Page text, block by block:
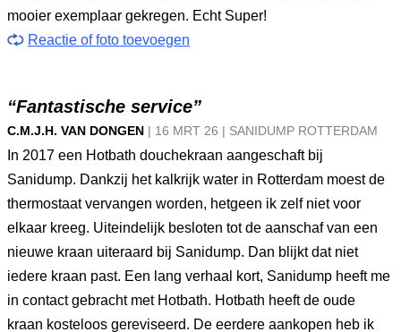
mooier exemplaar gekregen. Echt Super!
Reactie of foto toevoegen
“Fantastische service”
C.M.J.H. VAN DONGEN | 16 MRT 26 | SANIDUMP ROTTERDAM
In 2017 een Hotbath douchekraan aangeschaft bij
Sanidump. Dankzij het kalkrijk water in Rotterdam moest de
thermostaat vervangen worden, hetgeen ik zelf niet voor
elkaar kreeg. Uiteindelijk besloten tot de aanschaf van een
nieuwe kraan uiteraard bij Sanidump. Dan blijkt dat niet
iedere kraan past. Een lang verhaal kort, Sanidump heeft me
in contact gebracht met Hotbath. Hotbath heeft de oude
kraan kosteloos gereviseerd. De eerdere aankopen heb ik